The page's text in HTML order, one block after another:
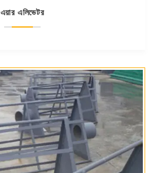
এয়ার এলিভেটর